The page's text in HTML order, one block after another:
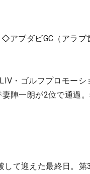
ブダビGC（アラ
・ゴルフプロモーシ
陣一朗が2位で通過
て迎えた最終日。